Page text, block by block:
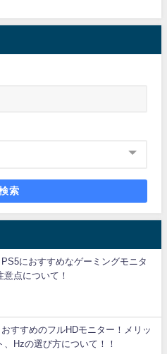
索
PS5におすすめなゲーミングモニタ
意点について！
おすすめのフルHDモニター！メリッ
、Hzの選び方について！！